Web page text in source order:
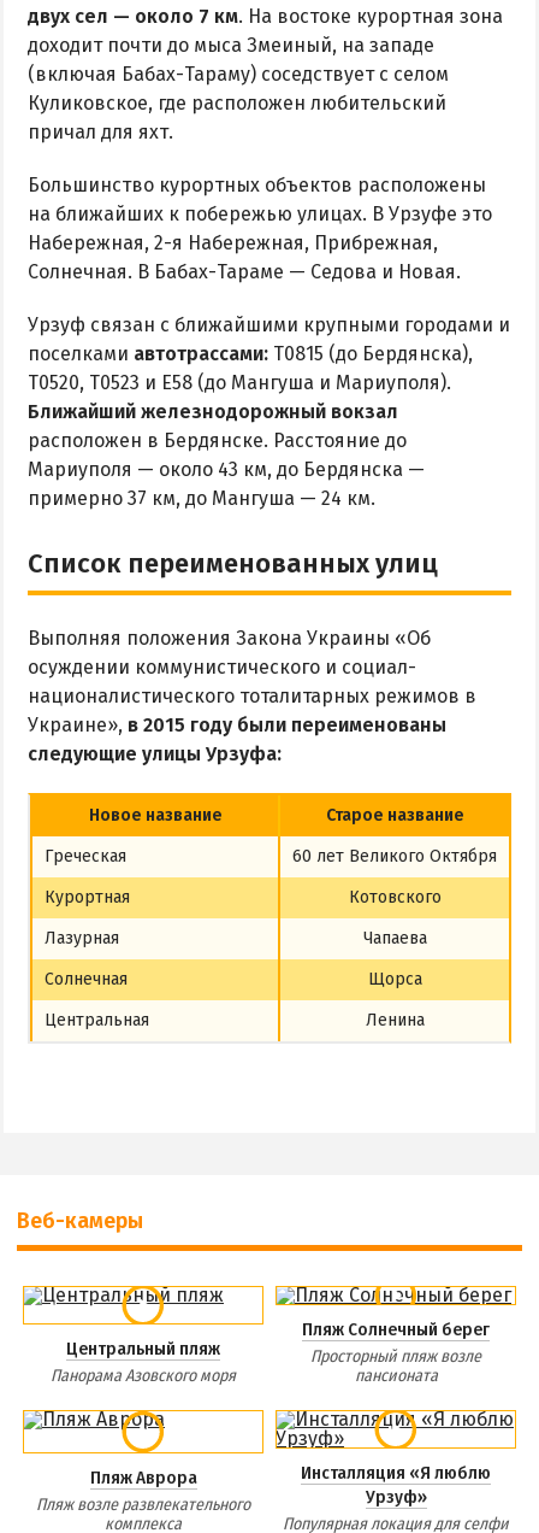
Бюджетный отдых
Отдых с детьми
Отдых на майские праздники
двух сел — около 7 км. На востоке курортная зона
доходит почти до мыса Змеиный, на западе
(включая Бабах-Тараму) соседствует с селом
Куликовское, где расположен любительский
причал для яхт.
Большинство курортных объектов расположены
на ближайших к побережью улицах. В Урзуфе это
Набережная, 2-я Набережная, Прибрежная,
Солнечная. В Бабах-Тараме — Седова и Новая.
Урзуф связан с ближайшими крупными городами и
поселками автотрассами: Т0815 (до Бердянска),
Т0520, Т0523 и Е58 (до Мангуша и Мариуполя).
Ближайший железнодорожный вокзал
расположен в Бердянске. Расстояние до
Мариуполя — около 43 км, до Бердянска —
примерно 37 км, до Мангуша — 24 км.
Список переименованных улиц
Выполняя положения Закона Украины «Об
осуждении коммунистического и социал-
националистического тоталитарных режимов в
Украине», в 2015 году были переименованы
следующие улицы Урзуфа:
Новое название
Старое название
Греческая
60 лет Великого Октября
Курортная
Котовского
Лазурная
Чапаева
Солнечная
Щорса
Центральная
Ленина
Веб-камеры
Центральный пляж
Панорама Азовского моря
Пляж Солнечный берег
Просторный пляж возле
пансионата
Пляж Аврора
Пляж возле развлекательного
комплекса
Инсталляция «Я люблю
Урзуф»
Популярная локация для селфи